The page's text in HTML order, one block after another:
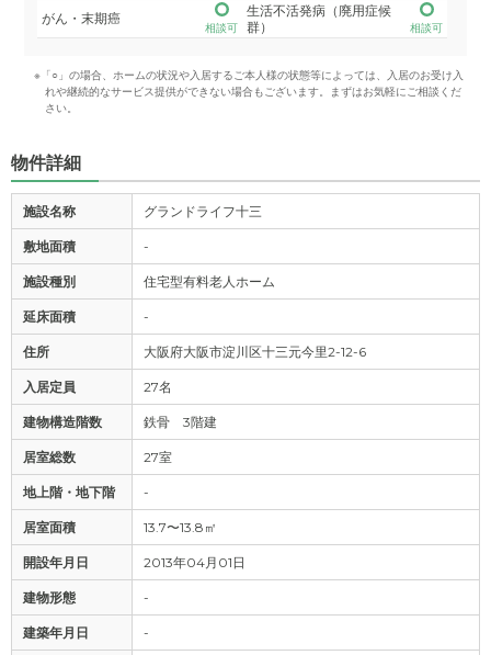
がん・末期癌
相談可
生活不活発病（廃用症候
群）
相談可
※「○」の場合、ホームの状況や入居するご本人様の状態等によっては、入居のお受け入
れや継続的なサービス提供ができない場合もございます。まずはお気軽にご相談くだ
さい。
物件詳細
施設名称 グランドライフ十三
敷地面積 -
施設種別 住宅型有料老人ホーム
延床面積 -
住所 大阪府大阪市淀川区十三元今里2-12-6
入居定員 27名
建物構造階数 鉄骨 3階建
居室総数 27室
地上階・地下階 -
居室面積 13.7〜13.8㎡
開設年月日 2013年04月01日
建物形態 -
建築年月日 -